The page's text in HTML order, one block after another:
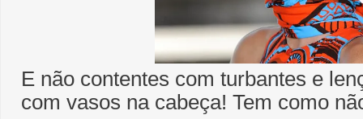
E não contentes com turbantes e
com vasos na cabeça! Tem como